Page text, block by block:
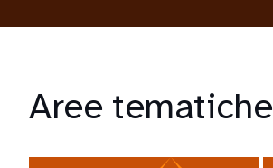
Aree tematiche